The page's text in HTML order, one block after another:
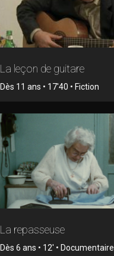
La leçon de guitare
Dès 11 ans • 17'40 • Fiction
La repasseuse
Dès 6 ans • 12' • Documentaire